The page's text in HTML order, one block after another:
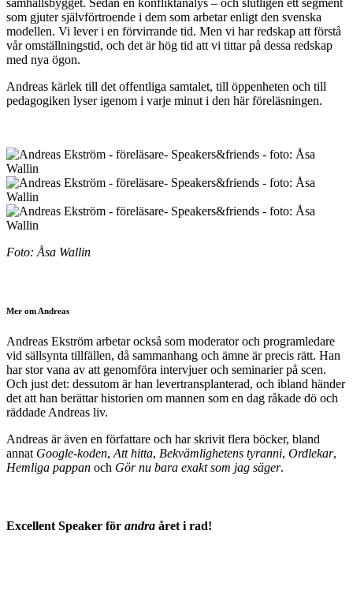
som gjuter självförtroende i dem som arbetar enligt den svenska
modellen. Vi lever i en förvirrande tid. Men vi har redskap att förstå
vår omställningstid, och det är hög tid att vi tittar på dessa redskap
med nya ögon.
Andreas kärlek till det offentliga samtalet, till öppenheten och till
pedagogiken lyser igenom i varje minut i den här föreläsningen.
Foto: Åsa Wallin
Mer om Andreas
Andreas Ekström arbetar också som moderator och programledare
vid sällsynta tillfällen, då sammanhang och ämne är precis rätt. Han
har stor vana av att genomföra intervjuer och seminarier på scen.
Och just det: dessutom är han levertransplanterad, och ibland händer
det att han berättar historien om mannen som en dag råkade dö och
räddade Andreas liv.
Andreas är även en författare och har skrivit flera böcker, bland
annat Google-koden,Att hitta, Bekvämlighetens tyranni, Ordlekar,
Hemliga pappan och Gör nu bara exakt som jag säger.
Excellent Speaker för andra året i rad!